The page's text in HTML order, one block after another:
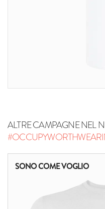
ALTRE CAMPAGNE NEL
SONO COME VOGLIO